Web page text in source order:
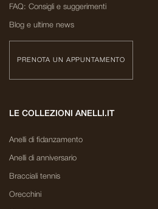
FAQ: Consigli e suggerimenti
Blog e ultime news
PRENOTA UN APPUNTAMENTO
LE COLLEZIONI ANELLI.IT
Anelli di fidanzamento
Anelli di anniversario
Bracciali tennis
Orecchini